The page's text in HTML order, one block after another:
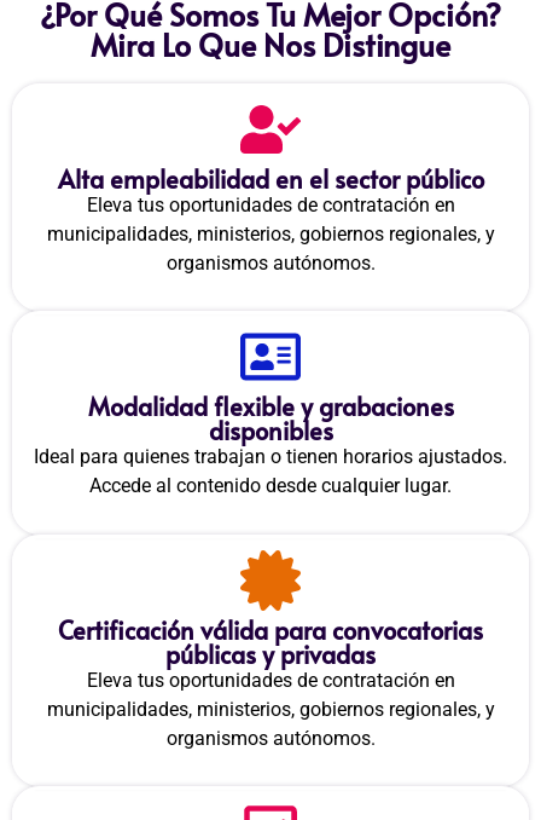
¿Por Qué Somos Tu Mejor Opción?
Mira Lo Que Nos Distingue
Alta empleabilidad en el sector público
Eleva tus oportunidades de contratación en
municipalidades, ministerios, gobiernos regionales, y
organismos autónomos.
Modalidad flexible y grabaciones
disponibles
Ideal para quienes trabajan o tienen horarios ajustados.
Accede al contenido desde cualquier lugar.
Certificación válida para convocatorias
públicas y privadas
Eleva tus oportunidades de contratación en
municipalidades, ministerios, gobiernos regionales, y
organismos autónomos.